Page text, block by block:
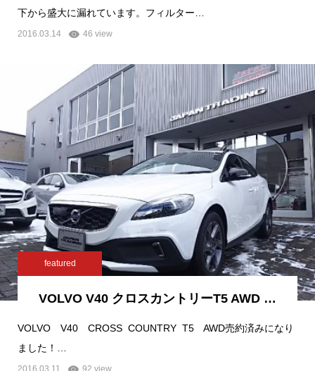
下から盛大に漏れています。フィルター…
2016.03.14 46 view
featured
VOLVO V40 クロスカントリーT5 AWD …
VOLVO V40 CROSS COUNTRY T5 AWD売約済みになり
ました！…
2016.03.11 92 view